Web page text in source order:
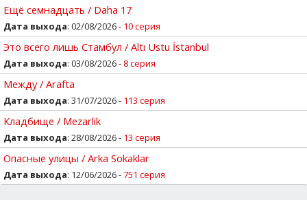
Ещё семнадцать / Daha 17
Дата выхода: 02/08/2026 - 10 серия
Это всего лишь Стамбул / Altı Ustu İstanbul
Дата выхода: 03/08/2026 - 8 серия
Между / Arafta
Дата выхода: 31/07/2026 - 113 серия
Кладбище / Mezarlik
Дата выхода: 28/08/2026 - 13 серия
Опасные улицы / Arka Sokaklar
Дата выхода: 12/06/2026 -751 серия